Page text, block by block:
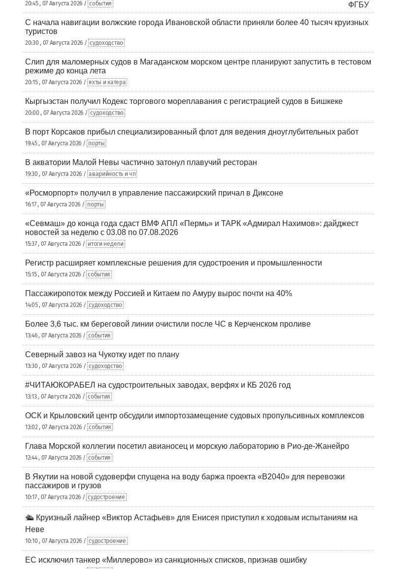
20:45 , 07 Августа 2026 / события
С начала навигации волжские города Ивановской области приняли более 40 тысяч круизных
туристов
20:30 , 07 Августа 2026 / судоходство
Слип для маломерных судов в Магаданском морском центре планируют запустить в тестовом
режиме до конца лета
20:15 , 07 Августа 2026 / яхты и катера
Кыргызстан получил Кодекс торгового мореплавания с регистрацией судов в Бишкеке
20:00 , 07 Августа 2026 / судоходство
В порт Корсаков прибыл специализированный флот для ведения дноуглубительных работ
19:45 , 07 Августа 2026 / порты
В акватории Малой Невы частично затонул плавучий ресторан
19:30 , 07 Августа 2026 / аварийность и чп
«Росморпорт» получил в управление пассажирский причал в Диксоне
16:17 , 07 Августа 2026 / порты
«Севмаш» до конца года сдаст ВМФ АПЛ «Пермь» и ТАРК «Адмирал Нахимов»: дайджест
новостей за неделю с 03.08 по 07.08.2026
15:37 , 07 Августа 2026 / итоги недели
Регистр расширяет комплексные решения для судостроения и промышленности
15:15 , 07 Августа 2026 / события
Пассажиропоток между Россией и Китаем по Амуру вырос почти на 40%
14:05 , 07 Августа 2026 / судоходство
Более 3,6 тыс. км береговой линии очистили после ЧС в Керченском проливе
13:46 , 07 Августа 2026 / события
Северный завоз на Чукотку идет по плану
13:30 , 07 Августа 2026 / судоходство
#ЧИТАЮКОРАБЕЛ на судостроительных заводах, верфях и КБ 2026 год
13:13 , 07 Августа 2026 / события
ОСК и Крыловский центр обсудили импортозамещение судовых пропульсивных комплексов
13:02 , 07 Августа 2026 / события
Глава Морской коллегии посетил авианосец и морскую лабораторию в Рио-де-Жанейро
12:44 , 07 Августа 2026 / события
В Якутии на новой судоверфи спущена на воду баржа проекта «В2040» для перевозки
пассажиров и грузов
10:17 , 07 Августа 2026 / судостроение
🛳️ Круизный лайнер «Виктор Астафьев» для Енисея приступил к ходовым испытаниям на
Неве
10:10 , 07 Августа 2026 / судостроение
ЕС исключил танкер «Миллерово» из санкционных списков, признав ошибку